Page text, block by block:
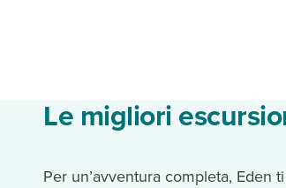
Le migliori
Per un’avventura completa,